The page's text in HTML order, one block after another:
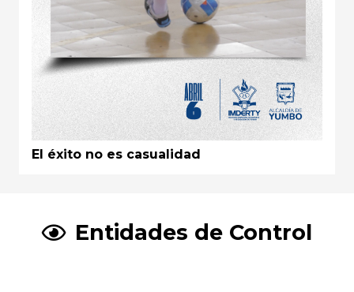
El éxito no es casualidad
Entidades de Control